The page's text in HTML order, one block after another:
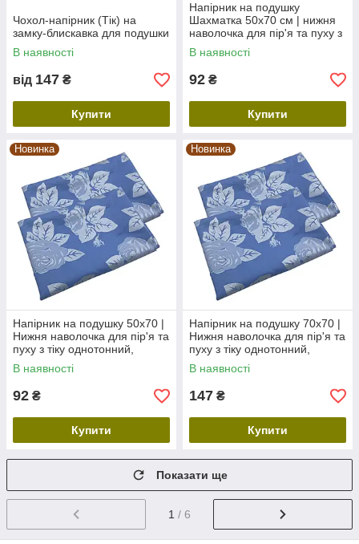
Чохол-напірник (Тік) на
замку-блискавка для подушки
В наявності
від 147 ₴
Купити
Напірник на подушку
Шахматка 50х70 см | нижня
наволочка для пір'я та пуху з
тіку
В наявності
92 ₴
Купити
Новинка
Напірник на подушку 50х70 |
Нижня наволочка для пір'я та
пуху з тіку однотонний,
блакитний
В наявності
92 ₴
Купити
Новинка
Напірник на подушку 70х70 |
Нижня наволочка для пір'я та
пуху з тіку однотонний,
блакитний
В наявності
147 ₴
Купити
Показати ще
1 / 6